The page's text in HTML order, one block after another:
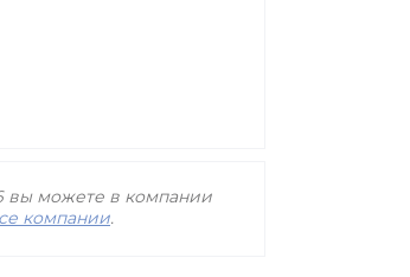
вы можете в компании
компании.